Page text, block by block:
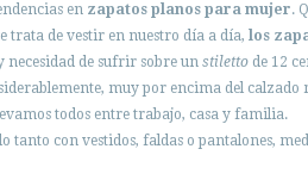
en zapatos planos para mujer.
trata de vestir en nuestro día a día, los
necesidad de sufrir sobre un stiletto de 12
muy por encima del calzado
todos entre trabajo, casa y familia.
con vestidos, faldas o pantalones,